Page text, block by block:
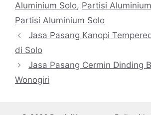
Aluminium Solo, Partisi
Partisi Aluminium Solo
Jasa Pasang Kanopi
di Solo
Jasa Pasang Cermin Dinding
Wonogiri